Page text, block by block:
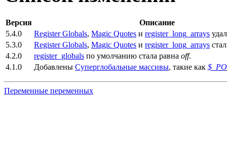
Версия
Описание
5.4.0
Register Globals, Magic Quotes и register_long_arrays
5.3.0
Register Globals, Magic Quotes и register_long_arrays
4.2.0
register_globals по умолчанию стала равна off.
4.1.0
Добавлены Суперглобальные массивы, такие как
Переменные переменных